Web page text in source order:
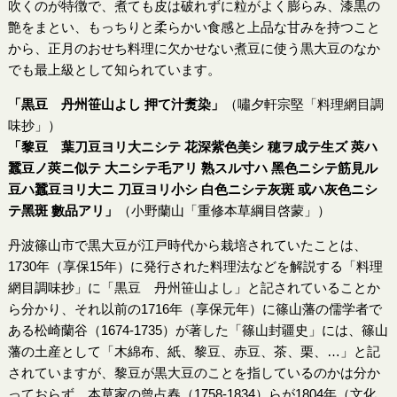
吹くのが特徴で、煮ても皮は破れずに粒がよく膨らみ、漆黒の
艶をまとい、もっちりと柔らかい食感と上品な甘みを持つこと
から、正月のおせち料理に欠かせない煮豆に使う黒大豆のなか
でも最上級として知られています。
「黒豆 丹州笹山よし 押て汁煑染」
（嘯夕軒宗堅「料理網目調
味抄」）
「黎豆 葉刀豆ヨリ大ニシテ 花深紫色美シ 穂ヲ成テ生ズ 莢ハ
蠶豆ノ莢ニ似テ 大ニシテ毛アリ 熟スル寸ハ 黑色ニシテ筋見ル
豆ハ蠶豆ヨリ大ニ 刀豆ヨリ小シ 白色ニシテ灰斑 或ハ灰色ニシ
テ黑斑 數品アリ」
（小野蘭山「重修本草綱目啓蒙」）
丹波篠山市で黒大豆が江戸時代から栽培されていたことは、
1730年（享保15年）に発行された料理法などを解説する「料理
網目調味抄」に「黒豆 丹州笹山よし」と記されていることか
ら分かり、それ以前の1716年（享保元年）に篠山藩の儒学者で
ある松崎蘭谷（1674-1735）が著した「篠山封疆史」には、篠山
藩の土産として「木綿布、紙、黎豆、赤豆、茶、栗、…」と記
されていますが、黎豆が黒大豆のことを指しているのかは分か